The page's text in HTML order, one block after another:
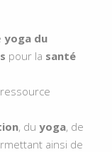
yoga du
pour la santé
, du yoga, de
ainsi de